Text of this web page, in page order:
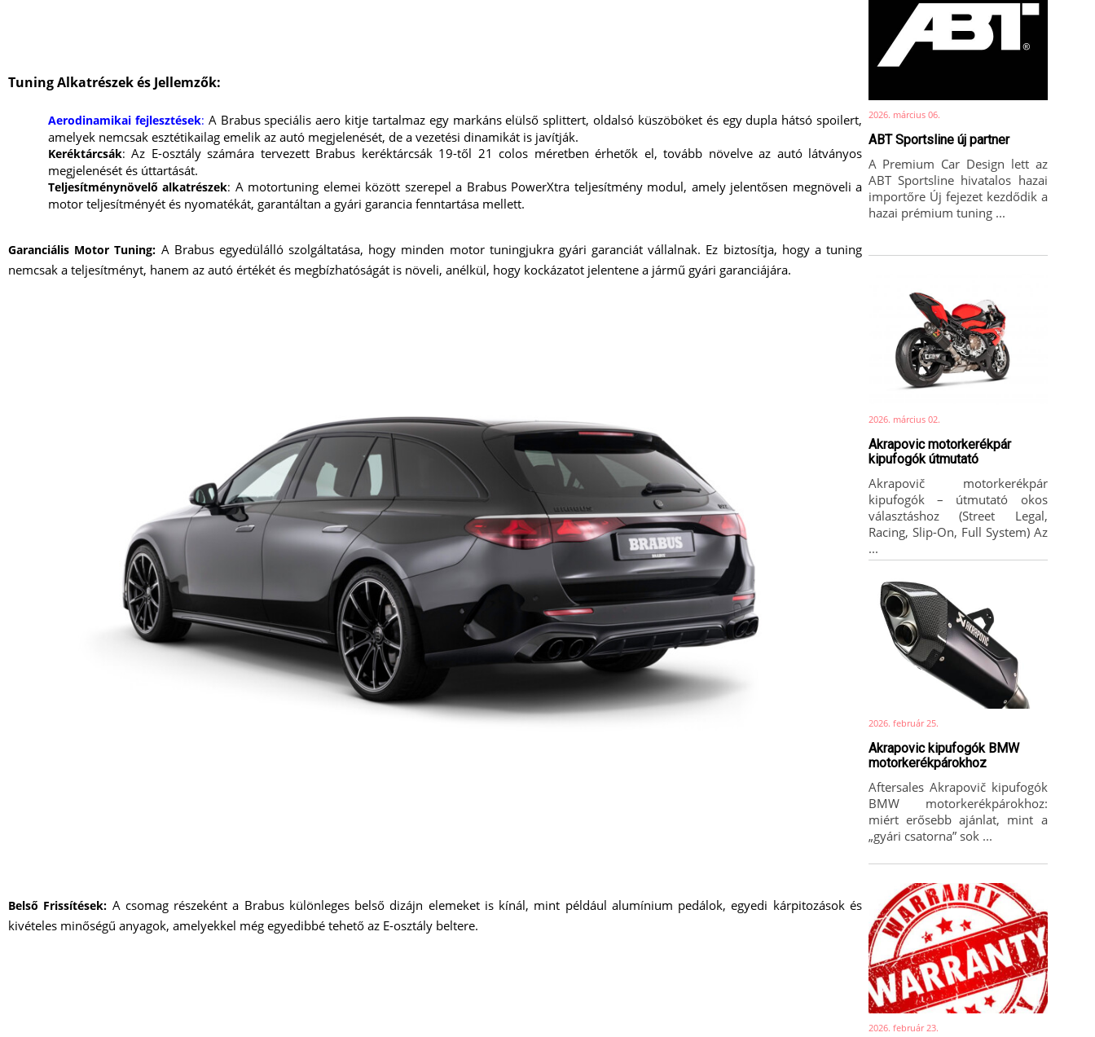
Tuning Alkatrészek és Jellemzők:
Aerodinamikai fejlesztések: A Brabus speciális aero kitje tartalmaz egy markáns elülső splittert, oldalsó küszöböket és egy dupla hátsó spoilert,
amelyek nemcsak esztétikailag emelik az autó megjelenését, de a vezetési dinamikát is javítják.
Keréktárcsák: Az E-osztály számára tervezett Brabus keréktárcsák 19-től 21 colos méretben érhetők el, tovább növelve az autó látványos
megjelenését és úttartását.
Teljesítménynövelő alkatrészek: A motortuning elemei között szerepel a Brabus PowerXtra teljesítmény modul, amely jelentősen megnöveli a
motor teljesítményét és nyomatékát, garantáltan a gyári garancia fenntartása mellett.
Garanciális Motor Tuning: A Brabus egyedülálló szolgáltatása, hogy minden motor tuningjukra gyári garanciát vállalnak. Ez biztosítja, hogy a tuning
nemcsak a teljesítményt, hanem az autó értékét és megbízhatóságát is növeli, anélkül, hogy kockázatot jelentene a jármű gyári garanciájára.
Belső Frissítések: A csomag részeként a Brabus különleges belső dizájn elemeket is kínál, mint például alumínium pedálok, egyedi kárpitozások és
kivételes minőségű anyagok, amelyekkel még egyedibbé tehető az E-osztály beltere.
2026. március 06.
ABT Sportsline új partner
A Premium Car Design lett az
ABT Sportsline hivatalos hazai
importőre Új fejezet kezdődik a
hazai prémium tuning ...
2026. március 02.
Akrapovic motorkerékpár
kipufogók útmutató
Akrapovič motorkerékpár
kipufogók – útmutató okos
választáshoz (Street Legal,
Racing, Slip-On, Full System) Az
...
2026. február 25.
Akrapovic kipufogók BMW
motorkerékpárokhoz
Aftersales Akrapovič kipufogók
BMW motorkerékpárokhoz:
miért erősebb ajánlat, mint a
„gyári csatorna” sok ...
2026. február 23.